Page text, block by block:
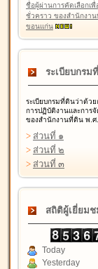
ชื่อผู้ผ่านการคัดเลือกเพื่
ชั่วคราว ของสำนักงา
ขอนแก่น
ระเบียบกรม
ระเบียบกรมที่ดินว่าด้วย
การปฏิบัติงานและการ
ของสำนักงานที่ดิน พ.
> ส่วนที่ ๑
> ส่วนที่ ๒
> ส่วนที่ ๓
สถิติผู้เยี่ยมช
Today
Yesterday